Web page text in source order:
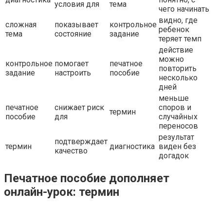
условия для
тема
чего начинать
сложная
тема
показывает
состояние
контрольное
задание
видно, где
ребенок
теряет темп
контрольное
задание
помогает
настроить
печатное
пособие
действие
можно
повторить
несколько
дней
печатное
пособие
снижает риск
для
термин
меньше
споров и
случайных
переносов
термин
подтверждает
качество
диагностика
результат
виден без
догадок
Печатное пособие дополняет
онлайн-урок: термин